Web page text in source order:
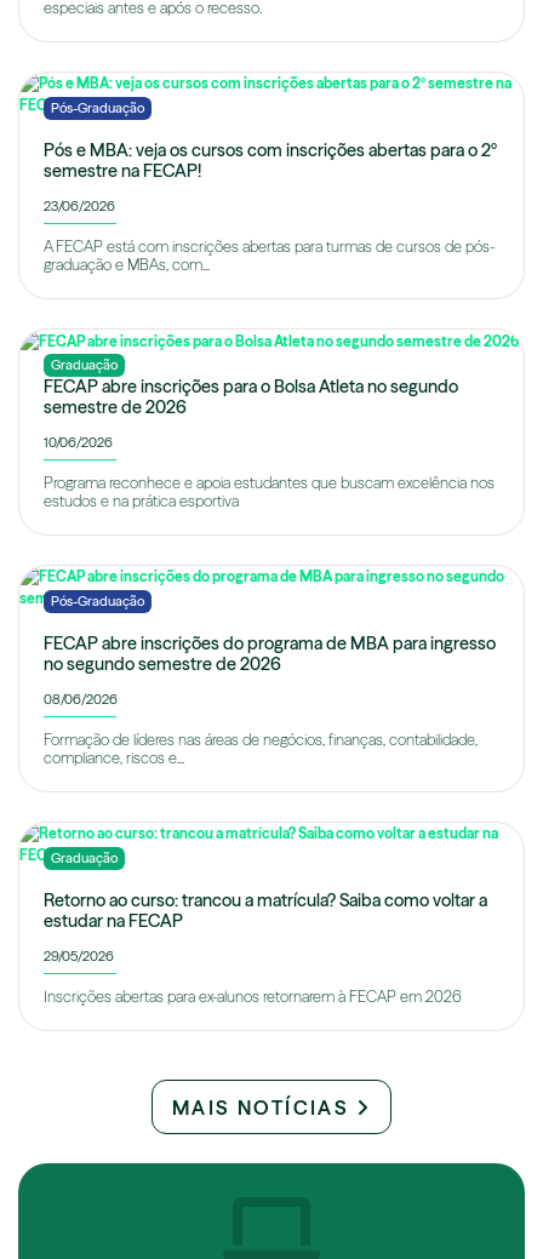
especiais antes e após o recesso.
Pós-Graduação
Pós e MBA: veja os cursos com inscrições abertas para o 2º
semestre na FECAP!
23/06/2026
A FECAP está com inscrições abertas para turmas de cursos de pós-
graduação e MBAs, com...
Graduação
FECAP abre inscrições para o Bolsa Atleta no segundo
semestre de 2026
10/06/2026
Programa reconhece e apoia estudantes que buscam excelência nos
estudos e na prática esportiva
Pós-Graduação
FECAP abre inscrições do programa de MBA para ingresso
no segundo semestre de 2026
08/06/2026
Formação de líderes nas áreas de negócios, finanças, contabilidade,
compliance, riscos e...
Graduação
Retorno ao curso: trancou a matrícula? Saiba como voltar a
estudar na FECAP
29/05/2026
Inscrições abertas para ex-alunos retornarem à FECAP em 2026
MAIS NOTÍCIAS